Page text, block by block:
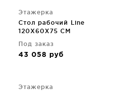
Этажерка
Стол рабочий Line
120X60X75 CM
Под заказ
43 058 руб
Этажерка